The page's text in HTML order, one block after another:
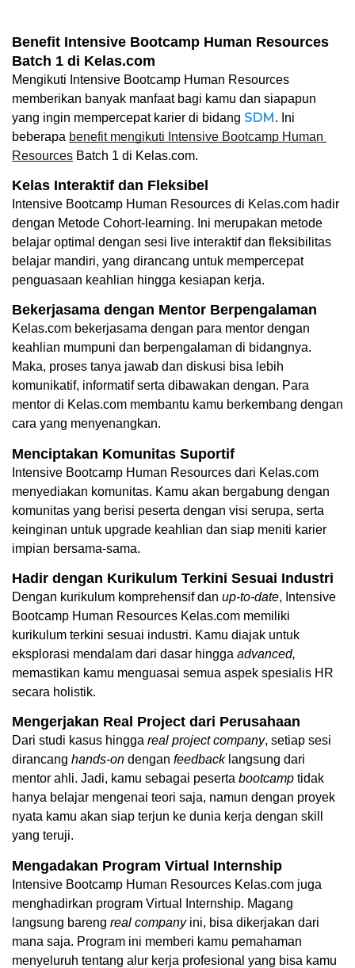
Benefit Intensive Bootcamp Human Resources
Batch 1 di Kelas.com
Mengikuti Intensive Bootcamp Human Resources
memberikan banyak manfaat bagi kamu dan siapapun
yang ingin mempercepat karier di bidang SDM. Ini
beberapa benefit mengikuti Intensive Bootcamp Human
Resources Batch 1 di Kelas.com.
Kelas Interaktif dan Fleksibel
Intensive Bootcamp Human Resources di Kelas.com hadir
dengan Metode Cohort-learning. Ini merupakan metode
belajar optimal dengan sesi live interaktif dan fleksibilitas
belajar mandiri, yang dirancang untuk mempercepat
penguasaan keahlian hingga kesiapan kerja.
Bekerjasama dengan Mentor Berpengalaman
Kelas.com bekerjasama dengan para mentor dengan
keahlian mumpuni dan berpengalaman di bidangnya.
Maka, proses tanya jawab dan diskusi bisa lebih
komunikatif, informatif serta dibawakan dengan. Para
mentor di Kelas.com membantu kamu berkembang dengan
cara yang menyenangkan.
Menciptakan Komunitas Suportif
Intensive Bootcamp Human Resources dari Kelas.com
menyediakan komunitas. Kamu akan bergabung dengan
komunitas yang berisi peserta dengan visi serupa, serta
keinginan untuk upgrade keahlian dan siap meniti karier
impian bersama-sama.
Hadir dengan Kurikulum Terkini Sesuai Industri
Dengan kurikulum komprehensif dan up-to-date, Intensive
Bootcamp Human Resources Kelas.com memiliki
kurikulum terkini sesuai industri. Kamu diajak untuk
eksplorasi mendalam dari dasar hingga advanced,
memastikan kamu menguasai semua aspek spesialis HR
secara holistik.
Mengerjakan Real Project dari Perusahaan
Dari studi kasus hingga real project company, setiap sesi
dirancang hands-on dengan feedback langsung dari
mentor ahli. Jadi, kamu sebagai peserta bootcamp tidak
hanya belajar mengenai teori saja, namun dengan proyek
nyata kamu akan siap terjun ke dunia kerja dengan skill
yang teruji.
Mengadakan Program Virtual Internship
Intensive Bootcamp Human Resources Kelas.com juga
menghadirkan program Virtual Internship. Magang
langsung bareng real company ini, bisa dikerjakan dari
mana saja. Program ini memberi kamu pemahaman
menyeluruh tentang alur kerja profesional yang bisa kamu